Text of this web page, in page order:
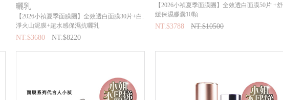
曬乳
【2026小禎夏季面膜團】全效透白面膜30片+白.
淨火山泥膜+超水感保濕抗曬乳
NT.$3680 NT.$8220
【2026小禎夏季面膜團】全效透白面膜50片 +舒
緩保濕膠囊10顆
NT.$3788 NT.$10500